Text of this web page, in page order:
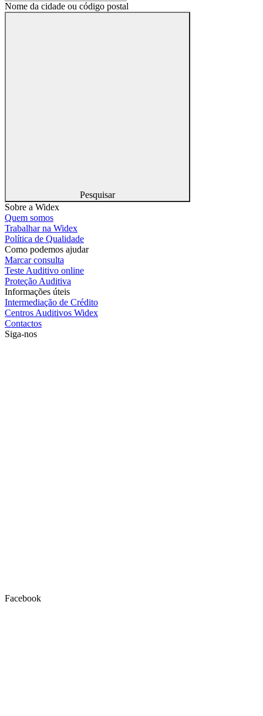
Nome da cidade ou código postal
Pesquisar
Sobre a Widex
Quem somos
Trabalhar na Widex
Política de Qualidade
Como podemos ajudar
Marcar consulta
Teste Auditivo online
Proteção Auditiva
Informações úteis
Intermediação de Crédito
Centros Auditivos Widex
Contactos
Siga-nos
Facebook